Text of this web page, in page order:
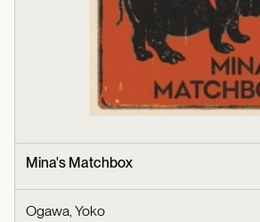
Mina's Matchbox
Ogawa, Yoko